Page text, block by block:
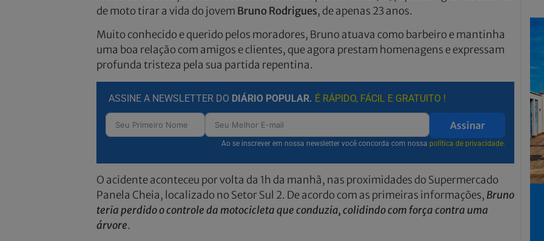
de moto tirar a vida do jovem Bruno Rodrigues, de apenas 23 anos.
Muito conhecido e querido pelos moradores, Bruno atuava como barbeiro e mantinha
uma boa relação com amigos e clientes, que agora prestam homenagens e expressam
profunda tristeza pela sua partida repentina.
ASSINE A NEWSLETTER DO DIÁRIO POPULAR. É RÁPIDO, FÁCIL E GRATUITO !
Assinar
Ao se inscrever em nossa newsletter você concorda com nossa política de privacidade.
O acidente aconteceu por volta da 1h da manhã, nas proximidades do Supermercado
Panela Cheia, localizado no Setor Sul 2. De acordo com as primeiras informações, Bruno
teria perdido o controle da motocicleta que conduzia, colidindo com força contra uma
árvore.